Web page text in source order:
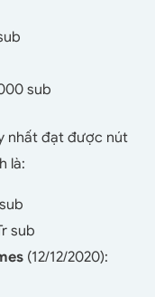
sub
nhất đạt được nút
là:
sub
(12/12/2020):